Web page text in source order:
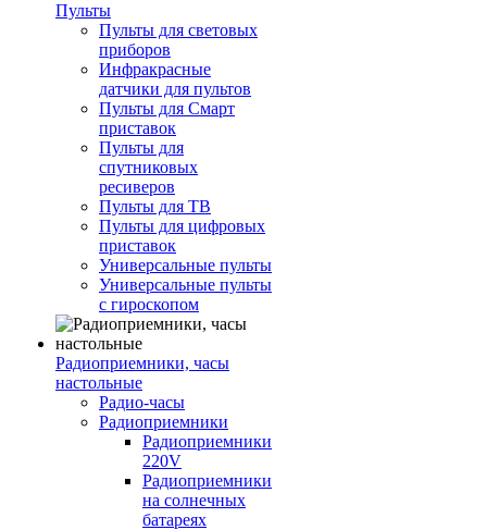
Пульты
Пульты для световых
приборов
Инфракрасные
датчики для пультов
Пульты для Смарт
приставок
Пульты для
спутниковых
ресиверов
Пульты для ТВ
Пульты для цифровых
приставок
Универсальные пульты
Универсальные пульты
с гироскопом
Радиоприемники, часы
настольные
Радио-часы
Радиоприемники
Радиоприемники
220V
Радиоприемники
на солнечных
батареях